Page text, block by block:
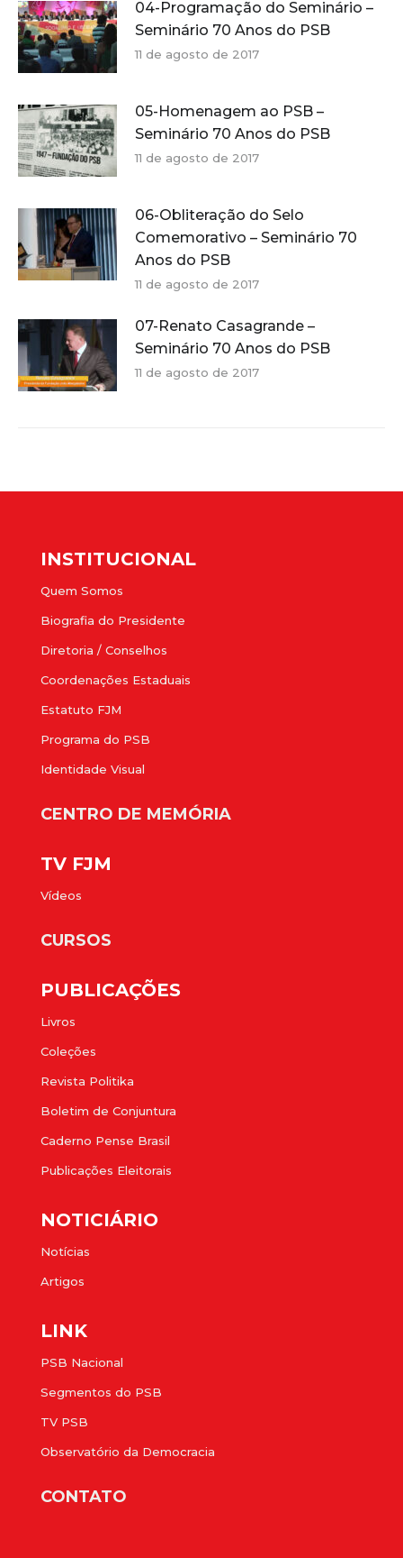
04-Programação do Seminário –
Seminário 70 Anos do PSB
11 de agosto de 2017
05-Homenagem ao PSB –
Seminário 70 Anos do PSB
11 de agosto de 2017
06-Obliteração do Selo
Comemorativo – Seminário 70
Anos do PSB
11 de agosto de 2017
07-Renato Casagrande –
Seminário 70 Anos do PSB
11 de agosto de 2017
INSTITUCIONAL
Quem Somos
Biografia do Presidente
Diretoria / Conselhos
Coordenações Estaduais
Estatuto FJM
Programa do PSB
Identidade Visual
CENTRO DE MEMÓRIA
TV FJM
Vídeos
CURSOS
PUBLICAÇÕES
Livros
Coleções
Revista Politika
Boletim de Conjuntura
Caderno Pense Brasil
Publicações Eleitorais
NOTICIÁRIO
Notícias
Artigos
LINK
PSB Nacional
Segmentos do PSB
TV PSB
Observatório da Democracia
CONTATO